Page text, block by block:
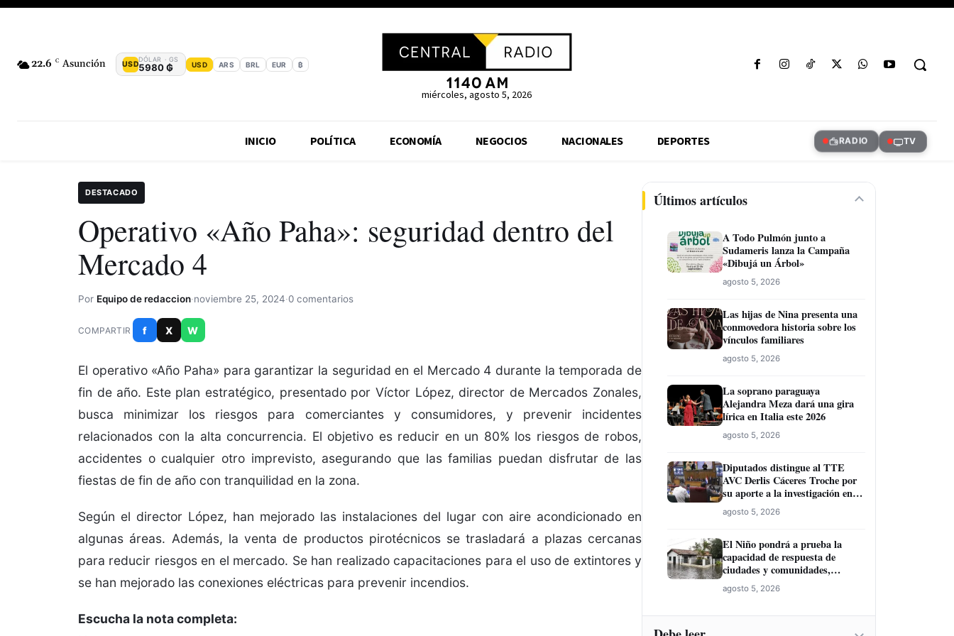
22.6 C Asunción USD
DÓLAR · GS
5980 ₲ USD ARS BRL EUR ₿
miércoles, agosto 5, 2026
INICIO POLÍTICA ECONOMÍA NEGOCIOS NACIONALES DEPORTES RADIO TV
DESTACADO
Operativo «Año Paha»: seguridad dentro del
Mercado 4
Por Equipo de redaccion·noviembre 25, 2024·0 comentarios
COMPARTIR f X W
El operativo «Año Paha» para garantizar la seguridad en el Mercado 4 durante la temporada de
fin de año. Este plan estratégico, presentado por Víctor López, director de Mercados Zonales,
busca minimizar los riesgos para comerciantes y consumidores, y prevenir incidentes
relacionados con la alta concurrencia. El objetivo es reducir en un 80% los riesgos de robos,
accidentes o cualquier otro imprevisto, asegurando que las familias puedan disfrutar de las
fiestas de fin de año con tranquilidad en la zona.
Según el director López, han mejorado las instalaciones del lugar con aire acondicionado en
algunas áreas. Además, la venta de productos pirotécnicos se trasladará a plazas cercanas
para reducir riesgos en el mercado. Se han realizado capacitaciones para el uso de extintores y
se han mejorado las conexiones eléctricas para prevenir incendios.
Escucha la nota completa:
Últimos artículos
A Todo Pulmón junto a
Sudameris lanza la Campaña
«Dibujá un Árbol»
agosto 5, 2026
Las hijas de Nina presenta una
conmovedora historia sobre los
vínculos familiares
agosto 5, 2026
La soprano paraguaya
Alejandra Meza dará una gira
lírica en Italia este 2026
agosto 5, 2026
Diputados distingue al TTE
AVC Derlis Cáceres Troche por
su aporte a la investigación en
Inteligencia Artificial y
Educación
agosto 5, 2026
El Niño pondrá a prueba la
capacidad de respuesta de
ciudades y comunidades,
advierte especialista
agosto 5, 2026